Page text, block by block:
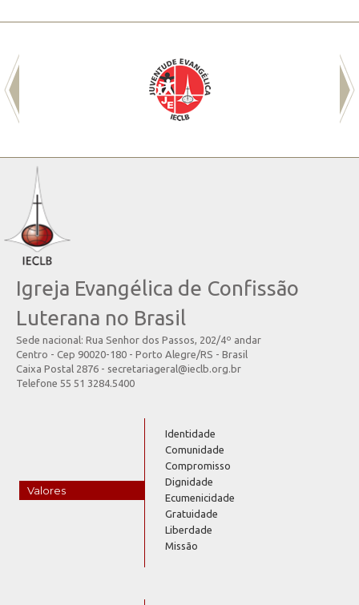
Igreja Evangélica de Confissão
Luterana no Brasil
Sede nacional: Rua Senhor dos Passos, 202/4º andar
Centro - Cep 90020-180 - Porto Alegre/RS - Brasil
Caixa Postal 2876 - secretariageral@ieclb.org.br
Telefone 55 51 3284.5400
Valores
Identidade
Comunidade
Compromisso
Dignidade
Ecumenicidade
Gratuidade
Liberdade
Missão